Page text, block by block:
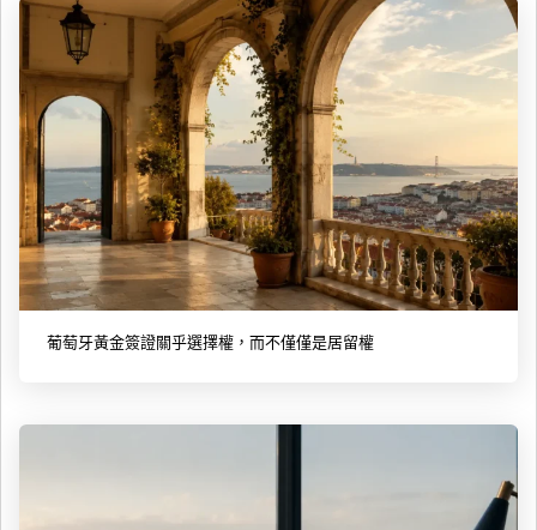
葡萄牙黃金簽證關乎選擇權，而不僅僅是居留權